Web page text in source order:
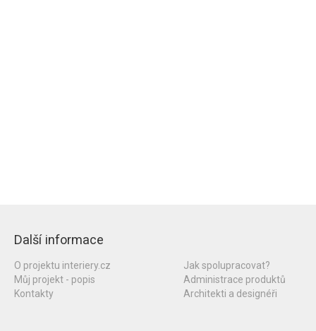
Další informace
O projektu interiery.cz
Můj projekt - popis
Kontakty
Jak spolupracovat?
Administrace produktů
Architekti a designéři